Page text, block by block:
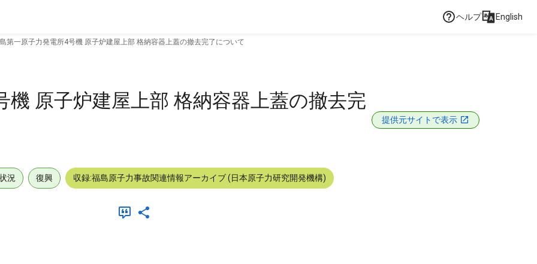
ヘルプ English
第一原子力発電所4号機 原子炉建屋上部 格納容器上蓋の撤去完了について
機 原子炉建屋上部 格納容器上蓋の撤去完
提供元サイトで表示
況 復興 収録:福島原子力事故関連情報アーカイブ (日本原子力研究開発機構)